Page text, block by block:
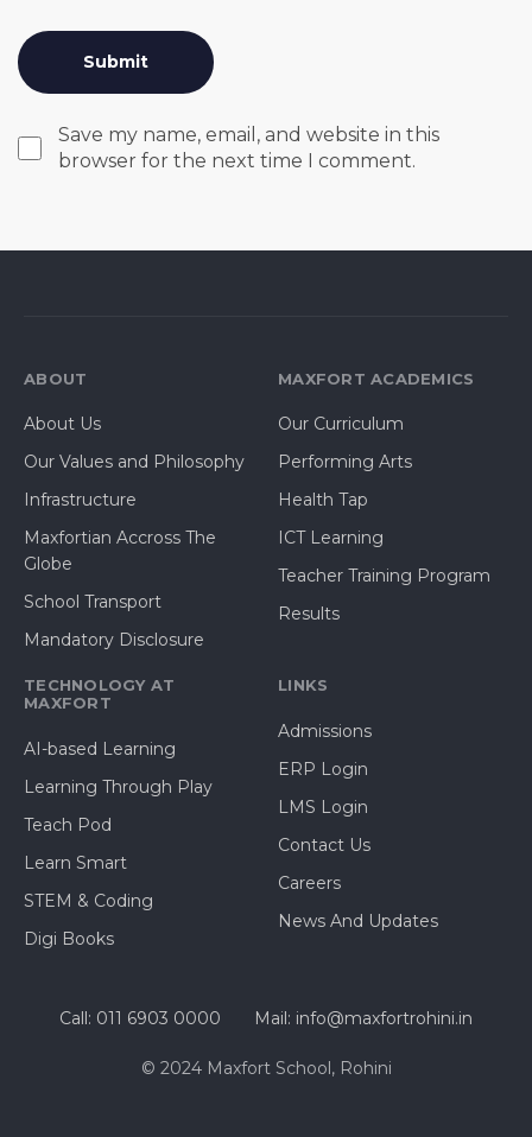
Save my name, email, and website in this
browser for the next time I comment.
ABOUT
About Us
Our Values and Philosophy
Infrastructure
Maxfortian Accross The
Globe
School Transport
Mandatory Disclosure
MAXFORT ACADEMICS
Our Curriculum
Performing Arts
Health Tap
ICT Learning
Teacher Training Program
Results
TECHNOLOGY AT
MAXFORT
AI-based Learning
Learning Through Play
Teach Pod
Learn Smart
STEM & Coding
Digi Books
LINKS
Admissions
ERP Login
LMS Login
Contact Us
Careers
News And Updates
Call: 011 6903 0000 Mail: info@maxfortrohini.in
© 2024 Maxfort School, Rohini